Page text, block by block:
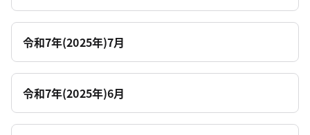
令和7年(2025年)7月
令和7年(2025年)6月